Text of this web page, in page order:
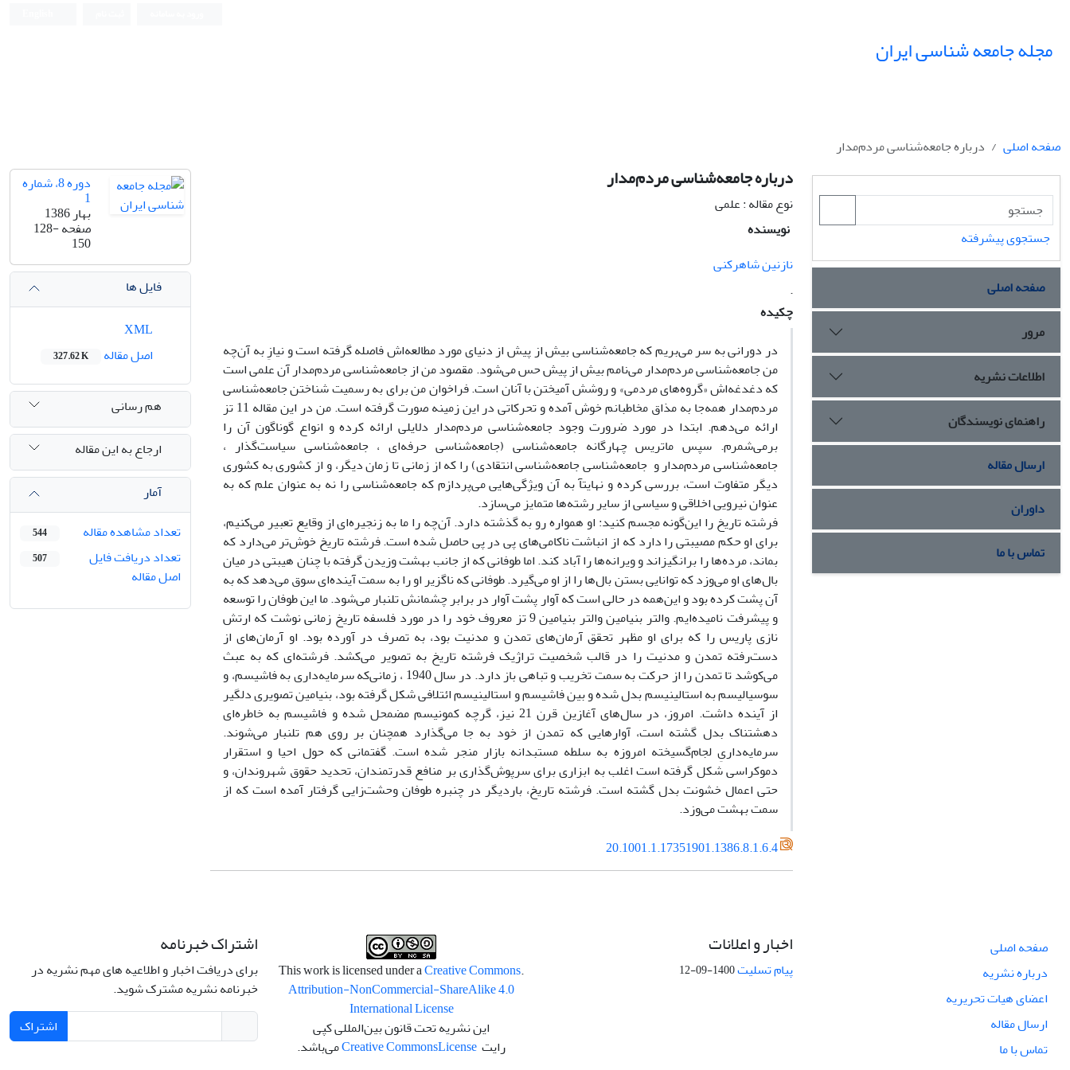
مجله جامعه شناسی ایران
صفحه اصلی درباره جامعه‌شناسی مردم‌مدار
درباره جامعه‌شناسی مردم‌مدار
نوع مقاله : علمی
نویسنده
نازنین شاهرکنی
.
چکیده
در دورانی به سر می‌بریم که جامعه‌شناسی بیش از پیش از دنیای مورد مطالعه‌اش فاصله گرفته است و نیازِ به آن‌چه
من جامعه‌شناسی مردم‌مدار می‌نامم بیش از پیش حس می‌شود. مقصود من از جامعه‌شناسی مردم‌مدار آن علمی است
که دغدغه‌اش «گروه‌های مردمی» و روشش آمیختن با آنان است. فراخوان من برای به رسمیت شناختن جامعه‌شناسی
مردم‌مدار همه‌جا به مذاق مخاطبانم خوش آمده و تحرکاتی در این زمینه صورت گرفته است. من در این مقاله 11 تز
ارائه می‌دهم. ابتدا در مورد ضرورت وجود جامعه‌شناسی مردم‌مدار دلایلی ارائه کرده و انواع گوناگون آن را
برمی‌شمرم. سپس ماتریس چهارگانه جامعه‌شناسی (جامعه‌شناسی حرفه‌ای ، جامعه‌شناسی سیاست‌گذار ،
جامعه‌شناسی مردم‌مدار و جامعه‌شناسی جامعه‌شناسی انتقادی) را که از زمانی تا زمان دیگر، و از کشوری به کشوری
دیگر متفاوت است، بررسی کرده و نهایتآ به آن ویژگی‌هایی می‌پردازم که جامعه‌شناسی را نه به عنوان علم که به
عنوان نیرویی اخلاقی و سیاسی از سایر رشته‌ها متمایز می‌سازد.
فرشته تاریخ را این‌گونه مجسم کنید: او همواره رو به گذشته دارد. آن‌چه را ما به زنجیره‌ای از وقایع تعبیر می‌کنیم،
برای او حکم مصیبتی را دارد که از انباشت ناکامی‌های پی در پی حاصل شده است. فرشته تاریخ خوش‌تر می‌دارد که
بماند، مرده‌ها را برانگیزاند و ویرانه‌ها را آباد کند. اما طوفانی که از جانب بهشت وزیدن گرفته با چنان هیبتی در میان
بال‌های او می‌وزد که توانایی بستن بال‌ها را از او می‌گیرد. طوفانی که ناگزیر او را به سمت آینده‌ای سوق می‌دهد که به
آن پشت کرده بود و این‌همه در حالی است که آوار پشت آوار در برابر چشمانش تلنبار می‌شود. ما این طوفان را توسعه
و پیشرفت نامیده‌ایم. والتر بنیامین والتر بنیامین 9 تز معروف خود را در مورد فلسفه تاریخ زمانی نوشت که ارتش
نازی پاریس را که برای او مظهر تحقق آرمان‌های تمدن و مدنیت بود، به تصرف در آورده بود. او آرمان‌های از
دست‌رفته تمدن و مدنیت را در قالب شخصیت تراژیک فرشته تاریخ به تصویر می‌کشد. فرشته‌ای که به عبث
می‌کوشد تا تمدن را از حرکت به سمت تخریب و تباهی باز دارد. در سال 1940 ، زمانی‌که سرمایه‌داری به فاشیسم، و
سوسیالیسم به استالینیسم بدل شده و بین فاشیسم و استالینیسم ائتلافی شکل گرفته بود، بنیامین تصویری دلگیر
از آینده داشت. امروز، در سال‌های آغازین قرن 21 نیز، گرچه کمونیسم مضمحل شده و فاشیسم به خاطره‌ای
دهشتناک بدل گشته است، آوارهایی که تمدن از خود به جا می‌گذارد همچنان بر روی هم تلنبار می‌شوند.
سرمایه‌داریِ لجام‌گسیخته امروزه به سلطه مستبدانه بازار منجر شده است. گفتمانی که حول احیا و استقرار
دموکراسی شکل گرفته است اغلب به ابزاری برای سرپوش‌گذاری بر منافع قدرتمندان، تحدید حقوق شهروندان، و
حتی اعمال خشونت بدل گشته است. فرشته تاریخ، باردیگر در چنبره طوفان وحشت‌زایی گرفتار آمده است که از
سمت بهشت می‌وزد.
20.1001.1.17351901.1386.8.1.6.4
دوره 8، شماره
1
بهار 1386
صفحه128-
150
فایل ها
اصل مقاله
327.62 K
هم رسانی
ارجاع به این مقاله
آمار
تعداد مشاهده مقاله
544
تعداد دریافت فایل
اصل مقاله
507
جستجوی پیشرفته
صفحه اصلی
مرور
اطلاعات نشریه
راهنمای نویسندگان
ارسال مقاله
داوران
تماس با ما
صفحه اصلی
درباره نشریه
اعضای هیات تحریریه
ارسال مقاله
تماس با ما
اخبار و اعلانات
پیام تسلیت1400-09-12
.This work is licensed under a
Creative Commons
Attribution-NonCommercial-ShareAlike 4.0
International License
این نشریه تحت قانون بین‌المللی کپی
رایت
Creative CommonsLicense می‌باشد.
اشتراک خبرنامه
برای دریافت اخبار و اطلاعیه های مهم نشریه در
خبرنامه نشریه مشترک شوید.
اشتراک